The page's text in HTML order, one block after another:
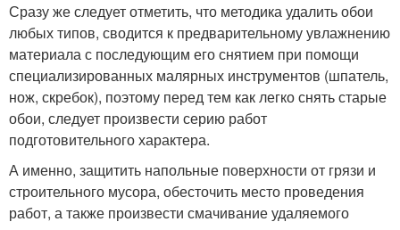
Сразу же следует отметить, что методика удалить обои
любых типов, сводится к предварительному увлажнению
материала с последующим его снятием при помощи
специализированных малярных инструментов (шпатель,
нож, скребок), поэтому перед тем как легко снять старые
обои, следует произвести серию работ
подготовительного характера.
А именно, защитить напольные поверхности от грязи и
строительного мусора, обесточить место проведения
работ, а также произвести смачивание удаляемого